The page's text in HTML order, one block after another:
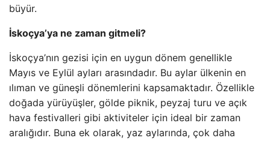
büyür.
İskoçya’ya ne zaman gitmeli?
İskoçya’nın gezisi için en uygun dönem genellikle
Mayıs ve Eylül ayları arasındadır. Bu aylar ülkenin en
ılıman ve güneşli dönemlerini kapsamaktadır. Özellikle
doğada yürüyüşler, gölde piknik, peyzaj turu ve açık
hava festivalleri gibi aktiviteler için ideal bir zaman
aralığıdır. Buna ek olarak, yaz aylarında, çok daha